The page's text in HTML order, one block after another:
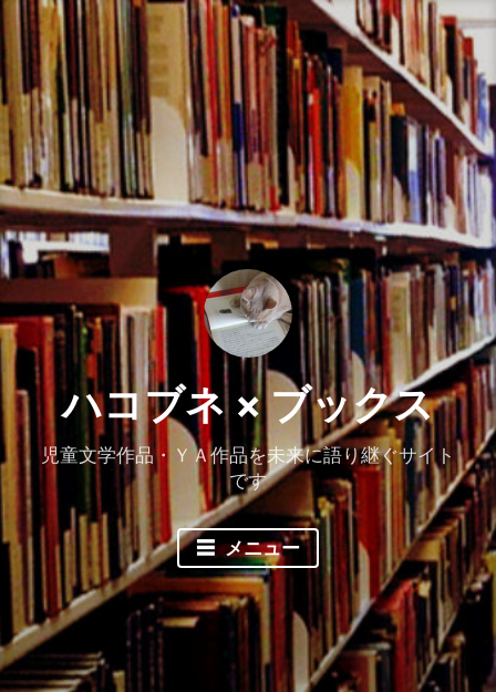
コ
ン
テ
ツ
へ
ス
キ
ッ
プ
ハコブネ × ブックス
児童文学作品・ＹＡ作品を未来に語り継ぐサイト
です
メニュー